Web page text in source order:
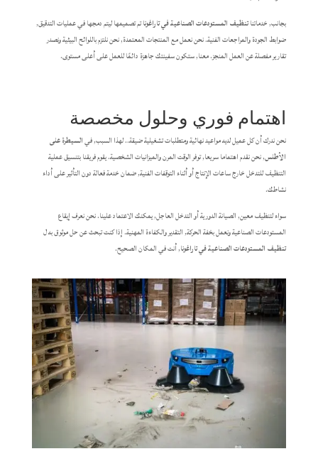
بجانب, خدماتناتنظيف المستودعات الصناعية في تاراغوناتم تصميمها ليتم دمجها في عمليات التدقيق,
ضوابط الجودة والمراجعات الفنية. نحن نعمل مع المنتجات المعتمدة, نحن نلتزم باللوائح البيئية ونصدر
تقارير مفصلة عن العمل المنجز. معنا, ستكون سفينتك جاهزة دائمًا للعمل على أعلى مستوى.
اهتمام فوري وحلول مخصصة
نحن ندرك أن كل عميل لديه مواعيد نهائية ومتطلبات تشغيلية ضيقة.. لهذا السبب, فيالسيطرة على
الأطلس, نحن نقدم اهتماما سريعا, توفر الوقت المرن والميزانيات الشخصية. يقوم فريقنا بتنسيق عملية
التنظيف للتدخل خارج ساعات الإنتاج أو أثناء التوقفات الفنية, ضمان خدمة فعالة دون التأثير على أداء
نشاطك.
سواء لتنظيف معين, الصيانة الدورية أو التدخل العاجل, يمكنك الاعتماد علينا. نحن نعرف إيقاع
المستودعات الصناعية ونعمل بخفة الحركة, التقدير والكفاءة المهنية. إذا كنت تبحث عن حل موثوق به ل
تنظيف المستودعات الصناعية في تاراغونا, أنت في المكان الصحيح.